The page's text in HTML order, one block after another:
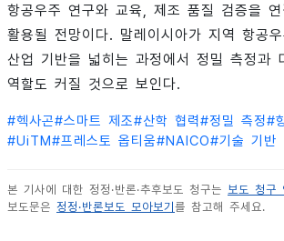
항공우주 연구와 교육, 제조 품질 검증을 연
활용될 전망이다. 말레이시아가 지역 항공
산업 기반을 넓히는 과정에서 정밀 측정과
역할도 커질 것으로 보인다.
#헥사곤#스마트 제조#산학 협력#정밀 측정#
#UiTM#프레스토 옵티움#NAICO#기술 기반
본 기사에 대한 정정·반론·추후보도 청구는 보도 청구
보도문은 정정·반론보도 모아보기를 참고해 주세요.